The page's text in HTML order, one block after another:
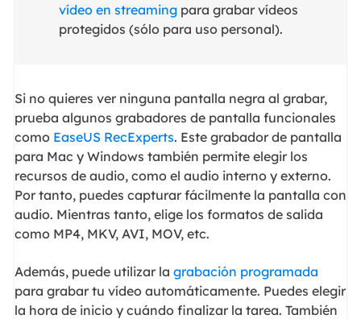
vídeo en streamingpara grabar vídeos
protegidos (sólo para uso personal).
Si no quieres ver ninguna pantalla negra al grabar,
prueba algunos grabadores de pantalla funcionales
como EaseUS RecExperts. Este grabador de pantalla
para Mac y Windows también permite elegir los
recursos de audio, como el audio interno y externo.
Por tanto, puedes capturar fácilmente la pantalla con
audio. Mientras tanto, elige los formatos de salida
como MP4, MKV, AVI, MOV, etc.
Además, puede utilizar la grabación programada
para grabar tu vídeo automáticamente. Puedes elegir
la hora de inicio y cuándo finalizar la tarea. También